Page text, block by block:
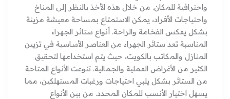
واحترافية للمكان. من خلال هذه الأخذ بالنظر إلى المناخ
واحتياجات الأفراد، يمكن الاستمتاع بمساحة معيشة مزينة
بشكل يعكس الفخامة والراحة. أنواع ستائر الجهراء
المناسبة تعد ستائر الجهراء من العناصر الأساسية في تزيين
المنازل والمكاتب بالكويت، حيث يتم استخدامها لتحقيق
الكثير من الأغراض العملية والجمالية. تنوعت الأنواع المتاحة
من الستائر بشكل يلبي احتياجات ورغبات المستهلكين، مما
يسهل اختيار الأنسب للمكان المحدد. من بين الأنواع